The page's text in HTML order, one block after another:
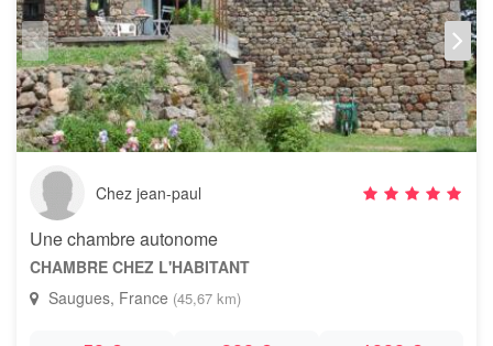
Chez jean-paul
Une chambre autonome
CHAMBRE CHEZ L'HABITANT
Saugues, France (45,67 km)